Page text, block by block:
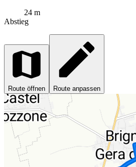
24 m
Abstieg
Route öffnen Route anpassen